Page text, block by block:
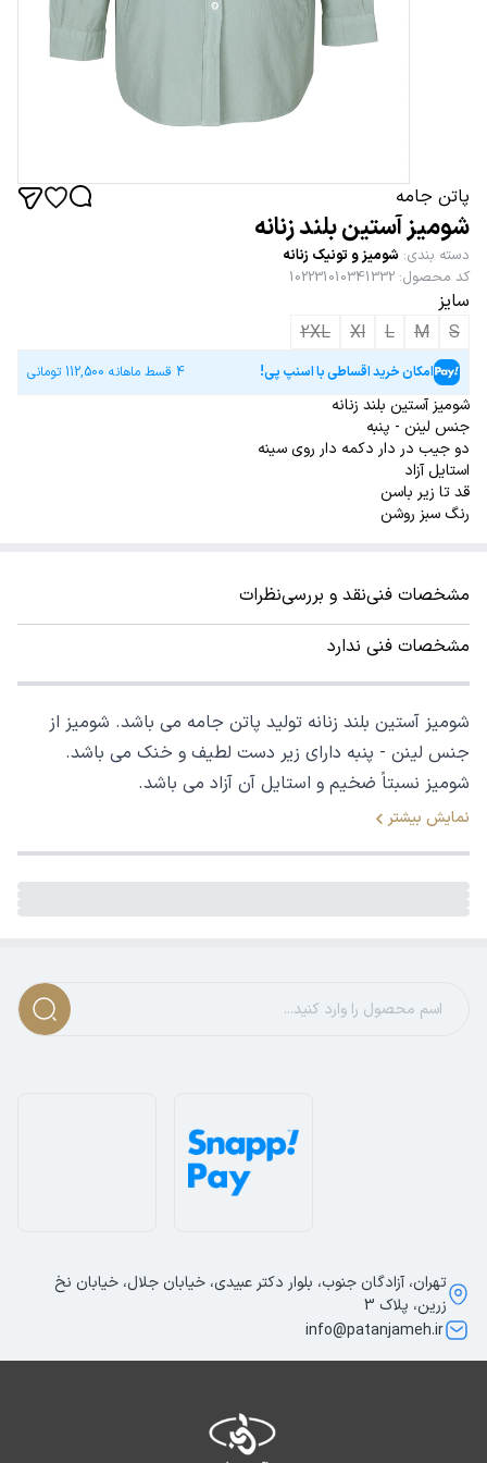
پاتن جامه
شومیز آستین بلند زنانه
دسته بندی: شومیز و تونیک زنانه
کد محصول:
102231010341332
سایز
S
M
L
Xl
2XL
امکان خرید اقساطی با اسنپ پی! 4 قسط ماهانه 112,500 تومانی
شومیز آستین بلند زنانه
جنس لینن - پنبه
دو جیب در دار دکمه دار روی سینه
استایل آزاد
قد تا زیر باسن
رنگ سبز روشن
مشخصات فنینقد و بررسینظرات
مشخصات فنی ندارد
شومیز آستین بلند زنانه تولید پاتن جامه می باشد. شومیز از
جنس لینن - پنبه دارای زیر دست لطیف و خنک می باشد.
شومیز نسبتاً ضخیم و استایل آن آزاد می باشد.
نمایش بیشتر
تهران، آزادگان جنوب، بلوار دکتر عبیدی، خیابان جلال، خیابان نخ
زرین، پلاک 3
info@patanjameh.ir